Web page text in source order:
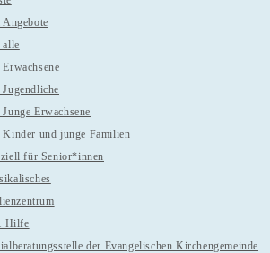
alle
Erwachsene
Kinder und junge Familien
für Senior*innen
Hilfe
der Evangelischen Kirchengemeinde